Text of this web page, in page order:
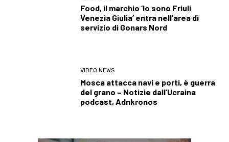
Food, il marchio ‘Io sono Friuli
Venezia Giulia’ entra nell’area di
servizio di Gonars Nord
VIDEO NEWS
Mosca attacca navi e porti, è guerra
del grano – Notizie dall’Ucraina
podcast, Adnkronos